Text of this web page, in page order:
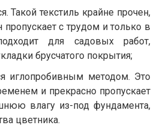
Такой текстиль крайне прочен,
с трудом и только в
для садовых работ,
брусчатого покрытия;
иглопробивным методом. Это
и прекрасно пропускает
влагу из-под фундамента,
цветника.